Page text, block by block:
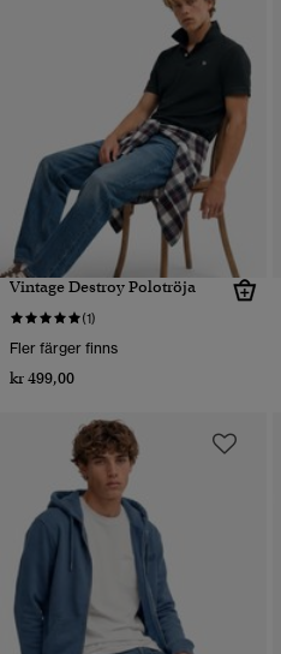
Vintage Destroy Polotröja
(1)
Fler färger finns
kr 499,00